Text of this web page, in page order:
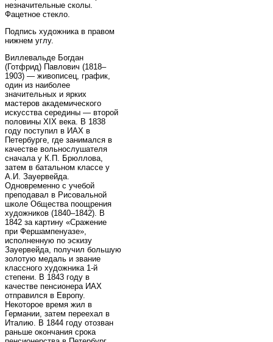
незначительные сколы.
Фацетное стекло.
Подпись художника в правом
нижнем углу.
Виллевальде Богдан
(Готфрид) Павлович (1818–
1903) — живописец, график,
один из наиболее
значительных и ярких
мастеров академического
искусства середины — второй
половины XIX века. В 1838
году поступил в ИАХ в
Петербурге, где занимался в
качестве вольнослушателя
сначала у К.П. Брюллова,
затем в батальном классе у
А.И. Зауервейда.
Одновременно с учебой
преподавал в Рисовальной
школе Общества поощрения
художников (1840–1842). В
1842 за картину «Сражение
при Фершампенуазе»,
исполненную по эскизу
Зауервейда, получил большую
золотую медаль и звание
классного художника 1-й
степени. В 1843 году в
качестве пенсионера ИАХ
отправился в Европу.
Некоторое время жил в
Германии, затем переехал в
Италию. В 1844 году отозван
раньше окончания срока